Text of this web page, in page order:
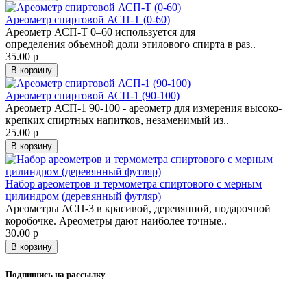
Ареометр спиртовой АСП-Т (0-60)
Ареометр АСП-Т 0–60 используется для
определения объемной доли этилового спирта в раз..
35.00 р
В корзину
Ареометр спиртовой АСП-1 (90-100)
Ареометр АСП-1 90-100 - ареометр для измерения высоко-
крепких спиртных напитков, незаменимый из..
25.00 р
В корзину
Набор ареометров и термометра спиртового с мерным
цилиндром (деревянный футляр)
Ареометры АСП-3 в красивой, деревянной, подарочной
коробочке. Ареометры дают наиболее точные..
30.00 р
В корзину
Подпишись на рассылку